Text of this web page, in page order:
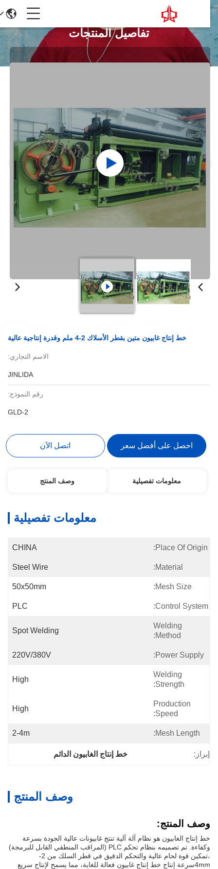
تفاصيل المنتجات
خط إنتاج غابيون متين بقطر الأسلاك 2-4 ملم وقدرة إنتاجية عالية
الاسم التجاري:
JINLIDA
رقم النموذج:
GLD-2
احصل على أفضل سعر اتصل الآن
معلومات تفصيلية وصف المنتج
معلومات تفصيلية
Place Of Origin:
CHINA
Material:
Steel Wire
Mesh Size:
50x50mm
Control System:
PLC
Welding
Method:
Spot Welding
Power Supply:
220V/380V
Welding
Strength:
High
Production
Speed:
High
Mesh Length:
2-4m
إبراز: خط إنتاج الغابيون الدائم
وصف المنتج
وصف المنتج:
خط إنتاج الغابيون هو نظام آلة آلية تنتج غابيونات عالية الجودة بسرعة
وكفاءة. تم تصميمه بنظام تحكم PLC (المراقب المنطقي القابل للبرمجة)
،تمكين قوة لحام عالية والتحكم الدقيق في قطر السلك من 2-
4mmسرعة إنتاج خط إنتاج غابيون فعالة للغاية، مما يسمح لإنتاج سريع